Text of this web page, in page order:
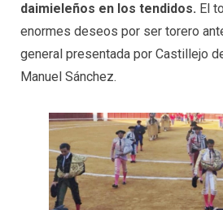
daimieleños en los tendidos. El
enormes deseos por ser torero
general presentada por Castillejo
Manuel Sánchez.